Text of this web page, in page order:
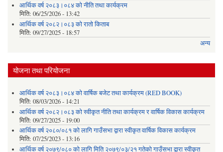
आर्थिक वर्ष २०८३।०८४ को नीति तथा कार्यक्रम
मिति: 06/25/2026 - 13:42
आर्थिक वर्ष २०८२।०८३ को रातो किताब
मिति: 09/27/2025 - 18:57
अन्य
योजना तथा परियोजना
आर्थिक वर्ष २०८३।०८४ को वार्षिक बजेट तथा कार्यक्रम (RED BOOK)
मिति: 08/03/2026 - 14:21
आर्थिक वर्ष २०८२।०८३ को स्वीकृत नीति तथा कार्यक्रम र वार्षिक विकास कार्यक्रम
मिति: 09/27/2025 - 19:00
आर्थिक वर्ष २०८०/०८१ को लागि गाउँसभा द्वारा स्वीकृत वार्षिक विकास कार्यक्रम
मिति: 07/25/2023 - 13:16
आर्थिक वर्ष २०७९/०८० को लागि मिति २०७९/०३/२१ गतेको गाउँसभा द्वारा स्वीकृत